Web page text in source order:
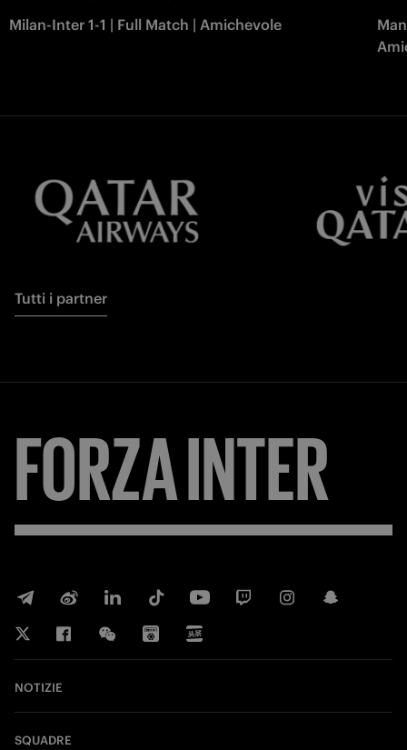
Milan-Inter 1-1 | Full Match | Amichevole
Tutti i partner
FORZAINTER
NOTIZIE
SQUADRE